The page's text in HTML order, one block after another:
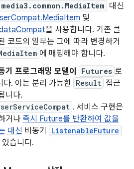
대신
및
을 사용합니다. 기존 클
코드의 일부는 그에 따라 변경하거
에 매핑해야 합니다.
기 프로그래밍 모델이 Futures 로
다. 이는 분리 가능한 Result 접근
니다.
. 서비스 구현은
거나 즉시 Future를 반환하여 값을
대신 비동기 ListenableFuture
습니다.